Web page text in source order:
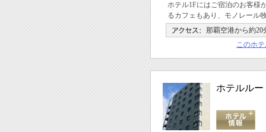
ホテル1Fにはご宿泊のお客様
るカフェもあり、モノレール
那覇空港から約20
このホ
ホテルル